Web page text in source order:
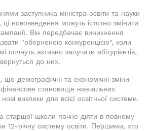
заступника міністра освіти та науки
нововведення можуть істотно змінити
Він передбачає виникнення
"оберненою конкуренцією", коли
почнуть активно залучати абітурієнтів,
до них.
що демографічні та економічні зміни
становище навчальних
виклики для всієї освітньої системи.
школи почне діяти в повному
12-річну систему освіти. Першими, хто